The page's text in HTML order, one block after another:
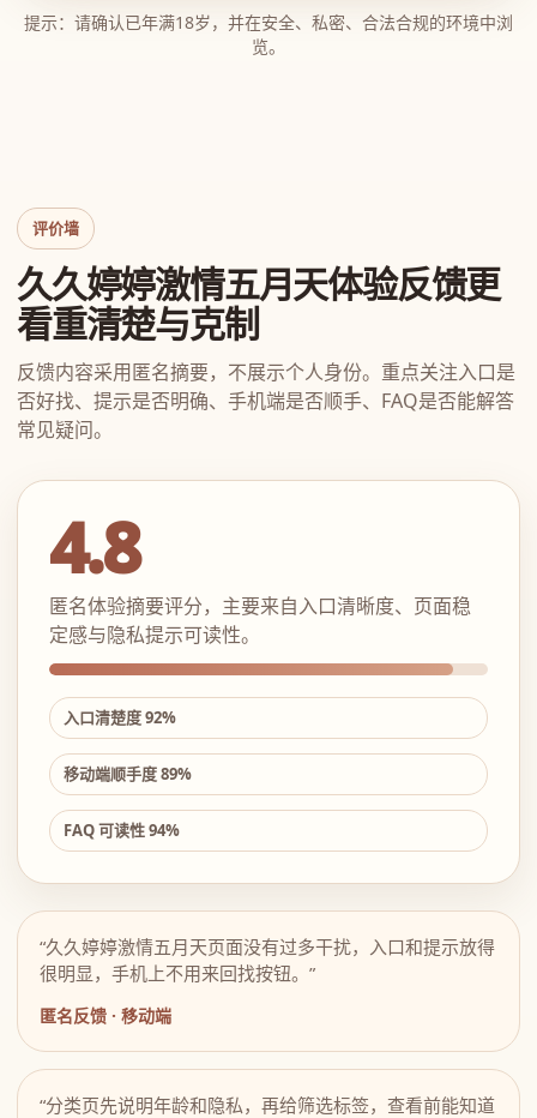
提示：请确认已年满18岁，并在安全、私密、合法合规的环境中浏
览。
评价墙
久久婷婷激情五月天体验反馈更
看重清楚与克制
反馈内容采用匿名摘要，不展示个人身份。重点关注入口是
否好找、提示是否明确、手机端是否顺手、FAQ是否能解答
常见疑问。
4.8
匿名体验摘要评分，主要来自入口清晰度、页面稳
定感与隐私提示可读性。
入口清楚度 92%
移动端顺手度 89%
FAQ 可读性 94%
“久久婷婷激情五月天页面没有过多干扰，入口和提示放得
很明显，手机上不用来回找按钮。”
匿名反馈 · 移动端
“分类页先说明年龄和隐私，再给筛选标签，查看前能知道